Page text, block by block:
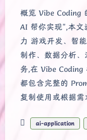
概览 Vibe Coding
AI 帮你实现",本文
力 游戏开发、智
制作、数据分析
务,在 Vibe
都包含完整的
复制使用或根据
ai-application